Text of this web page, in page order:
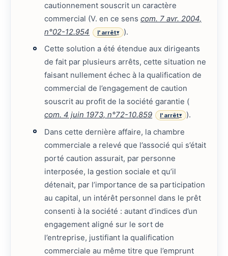
cautionnement souscrit un caractère
commercial (V. en ce senscom. 7 avr. 2004,
n°02-12.954
l'arrêt▾
).
Cette solution a été étendue aux dirigeants
de fait par plusieurs arrêts, cette situation ne
faisant nullement échec à la qualification de
commercial de l’engagement de caution
souscrit au profit de la société garantie (
com. 4 juin 1973, n°72-10.859
l'arrêt▾
).
Dans cette dernière affaire, la chambre
commerciale a relevé que l’associé qui s’était
porté caution assurait, par personne
interposée, la gestion sociale et qu’il
détenait, par l’importance de sa participation
au capital, un intérêt personnel dans le prêt
consenti à la société : autant d’indices d’un
engagement aligné sur le sort de
l’entreprise, justifiant la qualification
commerciale au même titre que l’emprunt